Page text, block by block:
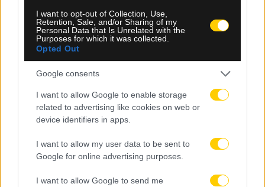
I want to opt-out of Collection, Use,
Retention, Sale, and/or Sharing of my
Personal Data that Is Unrelated with the
Purposes for which it was collected.
Opted Out
Google consents
I want to allow Google to enable storage
related to advertising like cookies on web or
device identifiers in apps.
I want to allow my user data to be sent to
Google for online advertising purposes.
I want to allow Google to send me
09.08.2026, 23:05
ρεκόρ συμμετοχών στο Μπέρμιγχαμ – Όλο το
πρόγραμμα